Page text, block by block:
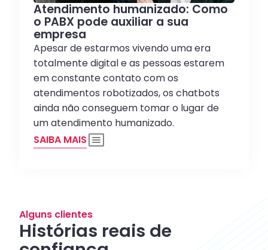
Atendimento humanizado: Como
o PABX pode auxiliar a sua
empresa
Apesar de estarmos vivendo uma era
totalmente digital e as pessoas estarem
em constante contato com os
atendimentos robotizados, os chatbots
ainda não conseguem tomar o lugar de
um atendimento humanizado.
SAIBA MAIS
Alguns clientes
Histórias reais de